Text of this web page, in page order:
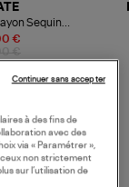
€
€
Sequins
à des fins de
avec des
via « Paramétrer »,
ceux non strictement
sur l’utilisation de
Continuer sans accepter